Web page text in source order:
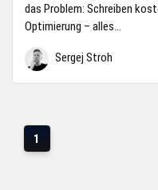
das Problem: Schreiben
Optimierung – alles...
Sergej Stroh
1